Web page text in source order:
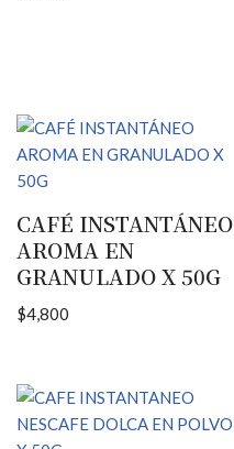
CAFÉ INSTANTÁNEO
AROMA EN
GRANULADO X 50G
$4,800